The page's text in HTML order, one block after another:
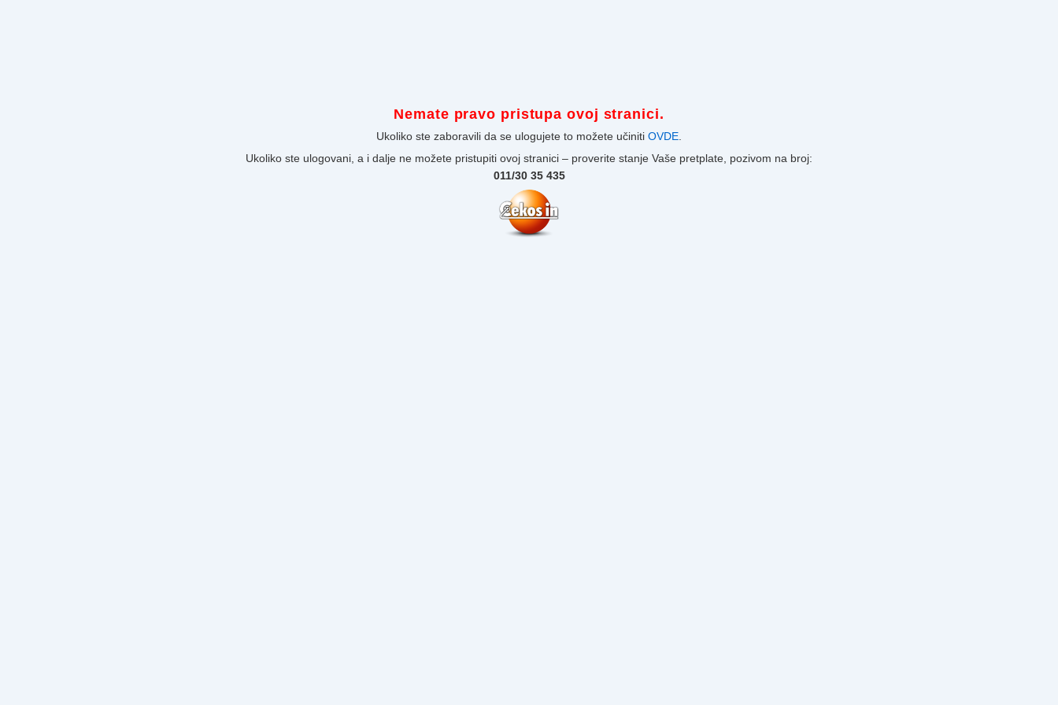
Nemate pravo pristupa ovoj stranici.
Ukoliko ste zaboravili da se ulogujete to možete učiniti OVDE.
Ukoliko ste ulogovani, a i dalje ne možete pristupiti ovoj stranici – proverite stanje Vaše pretplate, pozivom na broj:
011/30 35 435